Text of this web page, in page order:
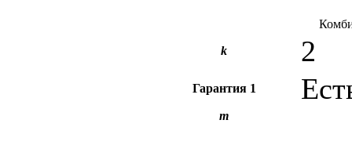
k
2
Гарантия 1
m